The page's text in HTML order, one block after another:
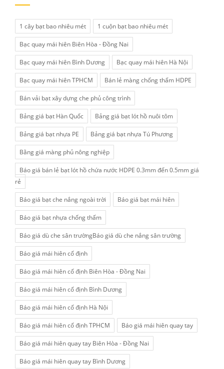
1 cây bạt bao nhiêu mét 1 cuộn bạt bao nhiêu mét
Bạc quay mái hiên Biên Hòa - Đồng Nai
Bạc quay mái hiên Bình Dương Bạc quay mái hiên Hà Nội
Bạc quay mái hiên TPHCM Bán lẻ màng chống thấm HDPE
Bán vải bạt xây dựng che phủ công trình
Bảng giá bạt Hàn Quốc Bảng giá bạt lót hồ nuôi tôm
Bảng giá bạt nhựa PE Bảng giá bạt nhựa Tú Phương
Bằng giá màng phủ nông nghiệp
Báo giá bán lẻ bạt lót hồ chứa nước HDPE 0.3mm đến 0.5mm giá
rẻ
Báo giá bạt che nắng ngoài trời Báo giá bạt mái hiên
Báo giá bạt nhựa chống thấm
Báo giá dù che sân trườngBáo giá dù che nắng sân trường
Báo giá mái hiên cố định
Báo giá mái hiên cố định Biên Hòa - Đồng Nai
Báo giá mái hiên cố định Bình Dương
Báo giá mái hiên cố định Hà Nội
Báo giá mái hiên cố định TPHCM Báo giá mái hiên quay tay
Báo giá mái hiên quay tay Biên Hòa - Đồng Nai
Báo giá mái hiên quay tay Bình Dương